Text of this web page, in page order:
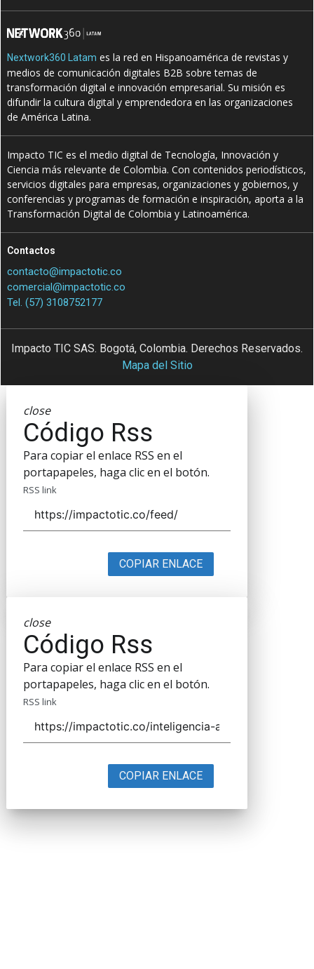
Nextwork360 Latam es la red en Hispanoamérica de revistas y
medios de comunicación digitales B2B sobre temas de
transformación digital e innovación empresarial. Su misión es
difundir la cultura digital y emprendedora en las organizaciones
de América Latina.
Impacto TIC es el medio digital de Tecnología, Innovación y
Ciencia más relevante de Colombia. Con contenidos periodísticos,
servicios digitales para empresas, organizaciones y gobiernos, y
conferencias y programas de formación e inspiración, aporta a la
Transformación Digital de Colombia y Latinoamérica.
Contactos
contacto@impactotic.co
comercial@impactotic.co
Tel. (57) 3108752177
Impacto TIC SAS. Bogotá, Colombia. Derechos Reservados.
Mapa del Sitio
close
Código Rss
Para copiar el enlace RSS en el
portapapeles, haga clic en el botón.
RSS link
COPIAR ENLACE
close
Código Rss
Para copiar el enlace RSS en el
portapapeles, haga clic en el botón.
RSS link
COPIAR ENLACE